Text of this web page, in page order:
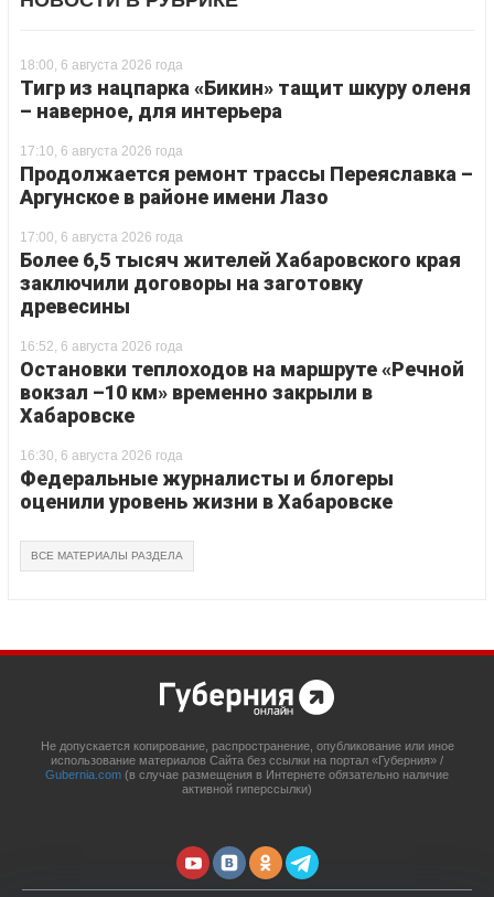
18:00, 6 августа 2026 года
Тигр из нацпарка «Бикин» тащит шкуру оленя
– наверное, для интерьера
17:10, 6 августа 2026 года
Продолжается ремонт трассы Переяславка –
Аргунское в районе имени Лазо
17:00, 6 августа 2026 года
Более 6,5 тысяч жителей Хабаровского края
заключили договоры на заготовку
древесины
16:52, 6 августа 2026 года
Остановки теплоходов на маршруте «Речной
вокзал –10 км» временно закрыли в
Хабаровске
16:30, 6 августа 2026 года
Федеральные журналисты и блогеры
оценили уровень жизни в Хабаровске
ВСЕ МАТЕРИАЛЫ РАЗДЕЛА
Не допускается копирование, распространение, опубликование или иное
использование материалов Сайта без ссылки на портал «Губерния» /
Gubernia.com (в случае размещения в Интернете обязательно наличие
активной гиперссылки)